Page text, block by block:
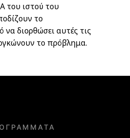
του ιστού του
το
να διορθώσει αυτές τις
το πρόβλημα.